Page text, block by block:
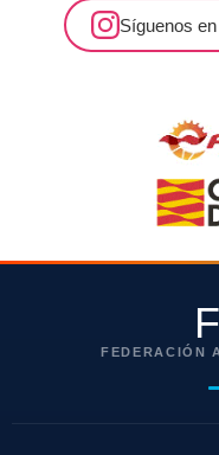
Síguenos
FEDERACIÓN